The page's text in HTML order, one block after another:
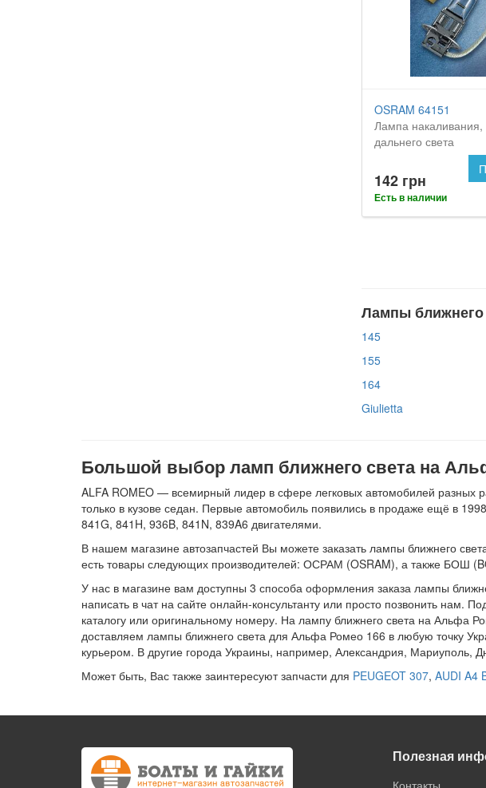
OSRAM 64151
Лампа
дальнего света
142 грн
Есть в наличии
Лампы ближнего
145
155
164
Giulietta
Большой выбор ламп ближнего света на
ALFA ROMEO — всемирный лидер в сфере легковых автомобилей разных
только в кузове седан. Первые автомобиль появились в продаже ещё в
841G, 841H, 936B, 841N, 839A6 двигателями.
В нашем магазине автозапчастей Вы можете заказать лампы ближнего
есть товары следующих производителей: ОСРАМ (OSRAM), а также БОШ
У нас в магазине вам доступны 3 способа оформления заказа лампы
написать в чат на сайте онлайн-консультанту или просто позвонить
каталогу или оригинальному номеру. На лампу ближнего света на Альфа
доставляем лампы ближнего света для Альфа Ромео 166 в любую точку
курьером. В другие города Украины, например, Александрия, Мариуполь,
Может быть, Вас также заинтересуют запчасти для PEUGEOT 307, AUDI A4
Полезная
Контакты